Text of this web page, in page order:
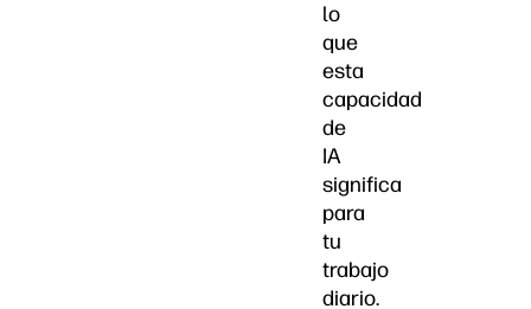
lo
que
esta
capacidad
de
IA
significa
para
tu
trabajo
diario.